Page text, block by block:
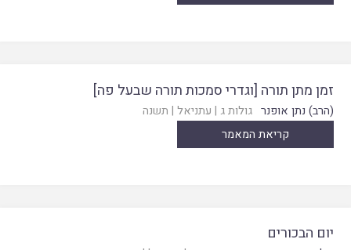
זמן מתן תורה [וגדרי סמכות תורה שבעל פה]
(הרב) נתן אופנר גולות ג | עתניאל | תשנה
קריאת המאמר
יום הבכורים